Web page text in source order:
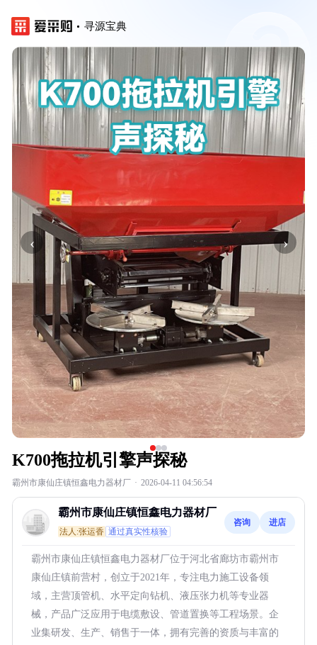
寻源宝典
‹ ›
K700拖拉机引擎声探秘
霸州市康仙庄镇恒鑫电力器材厂 · 2026-04-11 04:56:54
霸州市康仙庄镇恒鑫电力器材厂
法人:张运香 通过真实性核验
咨询 进店
霸州市康仙庄镇恒鑫电力器材厂位于河北省廊坊市霸州市
康仙庄镇前营村，创立于2021年，专注电力施工设备领
域，主营顶管机、水平定向钻机、液压张力机等专业器
械，产品广泛应用于电缆敷设、管道置换等工程场景。企
业集研发、生产、销售于一体，拥有完善的资质与丰富的